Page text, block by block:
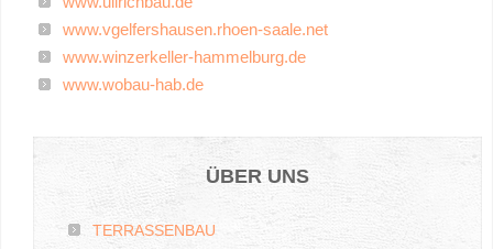
www.vgelfershausen.rhoen-saale.net
www.winzerkeller-hammelburg.de
www.wobau-hab.de
ÜBER UNS
TERRASSENBAU